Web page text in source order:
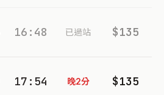
16:48 已過站 $135
17:54 晚2分 $135